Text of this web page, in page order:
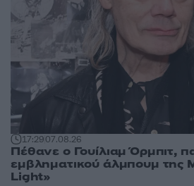
17:2907.08.26
Πέθανε ο Γουίλιαμ Όρμπιτ,
εμβληματικού άλμπουμ της
Light»